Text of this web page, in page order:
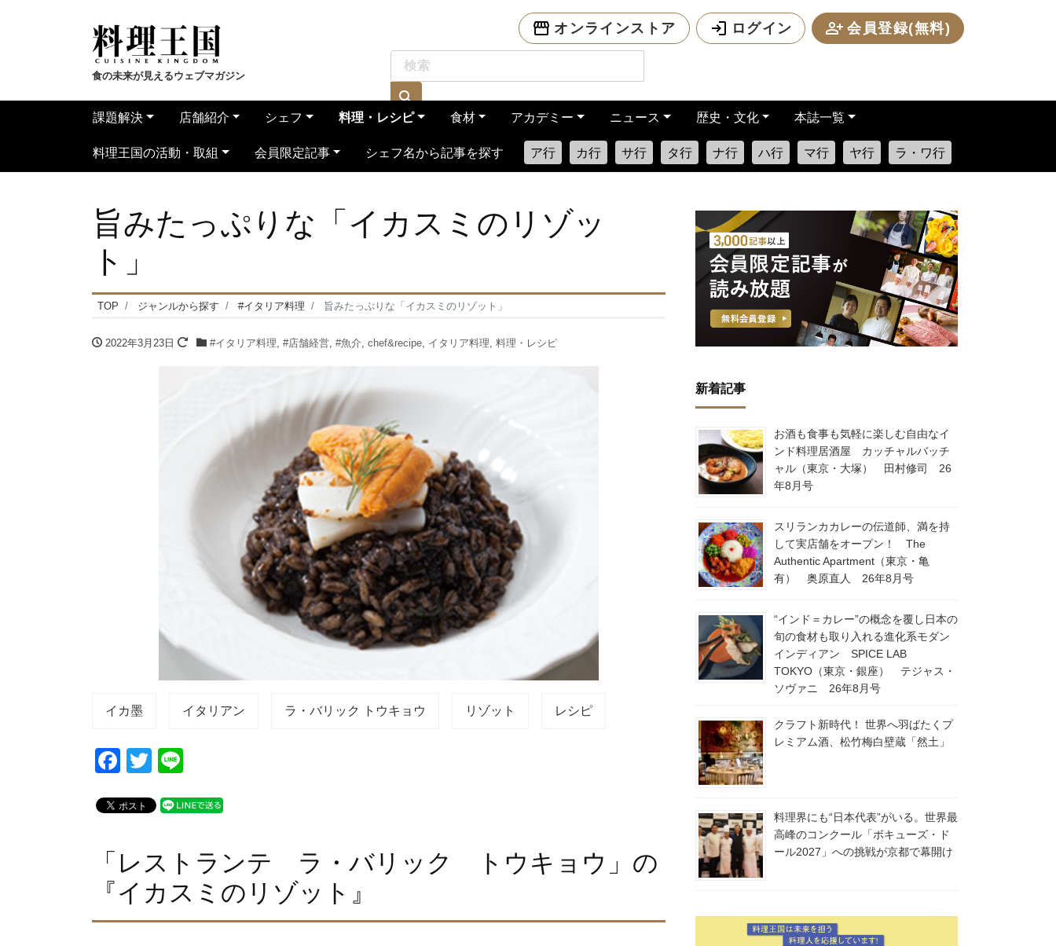
食の未来が見えるウェブマガジン
オンラインストア ログイン 会員登録(無料)
課題解決 店舗紹介 シェフ 料理・レシピ 食材 アカデミー ニュース 歴史・文化 本誌一覧
料理王国の活動・取組 会員限定記事 シェフ名から記事を探す ア行 カ行 サ行 タ行 ナ行 ハ行 マ行 ヤ行 ラ・ワ行
旨みたっぷりな「イカスミのリゾッ
ト」
TOP ジャンルから探す #イタリア料理 旨みたっぷりな「イカスミのリゾット」
2022年3月23日 #イタリア料理, #店舗経営, #魚介, chef&recipe, イタリア料理, 料理・レシピ
イカ墨 イタリアン ラ・バリック トウキョウ リゾット レシピ
F
c
b
o
o
T
tt
e
「レストランテ ラ・バリック トウキョウ」の
『イカスミのリゾット』
新着記事
お酒も食事も気軽に楽しむ自由なイ
ンド料理居酒屋 カッチャルバッチ
ャル（東京・大塚） 田村修司 26
年8月号
スリランカカレーの伝道師、満を持
して実店舗をオープン！ The
Authentic Apartment（東京・亀
有） 奥原直人 26年8月号
“インド＝カレー”の概念を覆し日本の
旬の食材も取り入れる進化系モダン
インディアン SPICE LAB
TOKYO（東京・銀座） テジャス・
ソヴァニ 26年8月号
クラフト新時代！ 世界へ羽ばたくプ
レミアム酒、松竹梅白壁蔵「然土」
料理界にも“日本代表”がいる。世界最
高峰のコンクール「ボキューズ・ド
ール2027」への挑戦が京都で幕開け